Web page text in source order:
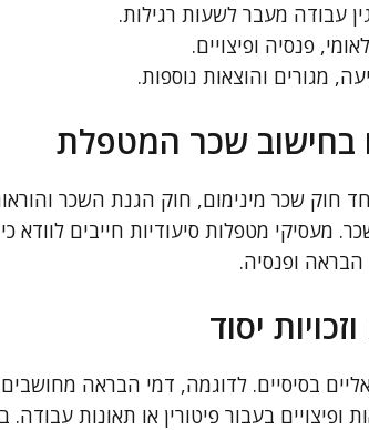
עבודה מעבר לשעות רגילות.
פנסיה ופיצויים.
מגורים והוצאות נוספות.
בחישוב שכר המטפלת
חוק שכר מינימום, חוק הגנת השכר
מעסיקי מטפלות סיעודיות חייבים לוודא
הבראה ופנסיה.
יסוד
בסיסיים. לדוגמה, דמי הבראה מחושבים
ופיצויים בעבור פיטורין או תאונות